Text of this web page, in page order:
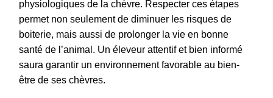
physiologiques de la chèvre. Respecter ces étapes
permet non seulement de diminuer les risques de
boiterie, mais aussi de prolonger la vie en bonne
santé de l’animal. Un éleveur attentif et bien informé
saura garantir un environnement favorable au bien-
être de ses chèvres.